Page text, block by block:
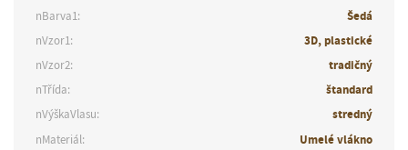
nBarva1:
Šedá
nVzor1:
3D, plastické
nVzor2:
tradičný
nTřída:
štandard
nVýškaVlasu:
stredný
nMateriál:
Umelé vlákno